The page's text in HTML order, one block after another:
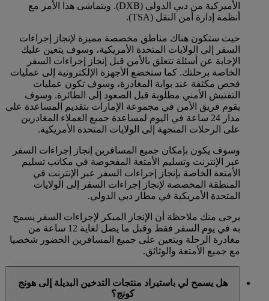
الأميركية من دبي الدولي (DXB). ويتماشى هذا الأمر مع
أنظمة إدارة أمن النقل (TSA).
حيث ستكون هناك مناطق مخصصة مميزة لإنجاز إجراءات
السفر إلى الولايات المتحدة الأمريكية، وسوف يتعين عليك
الإجابة عن أسئلة تتعلق بالأمن قبل إنجاز إجراءات السفر
الخاصة برحلتك. كما ستخضع الأجهزة الإلكترونية إلى عمليات
فحص مكثفة عند بوابة المغادرة، وسوف تكون عمليات
التفتيش الأمني مطلوبة قبل الصعود إلى الطائرة. وسوف
يقوم فريق الأمن في مجموعة الإمارات بتقديم المساعدة على
مدار 24 ساعة في اليوم لمساعدة جميع العملاء المغادرين
على الرحلات المتجهة إلى الولايات المتحدة الأمريكية.
وسوف يكون بإمكان جميع المسافرين إنجاز إجراءات السفر
عبر الإنترنت وتسليم الأمتعة المفحوصة في مكاتب تسليم
الأمتعة الخاصة بإنجاز إجراءات السفر عبر الإنترنت في
المنطقة المخصصة لإنجاز إجراءات السفر إلى الولايات
المتحدة الأمريكية في مطار دبي الدولي.
يرجى منك ملاحظة أن الإنجاز المبكر لإجراءات السفر يسمح
به في يوم السفر فقط وقبل ما يصل لغاية 12 ساعة من
مغادرة الرحلة ويتعين على جميع المسافرين الحضور شخصيا
مع جميع الأمتعة والوثائق.
هل يسمح لي باستيراد منتجات التدخين البديلة إلى هونج
كونج؟